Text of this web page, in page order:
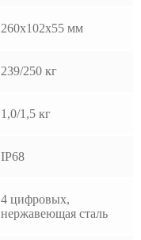
260x102x55 мм
239/250 кг
1,0/1,5 кг
IP68
4 цифровых,
нержавеющая сталь